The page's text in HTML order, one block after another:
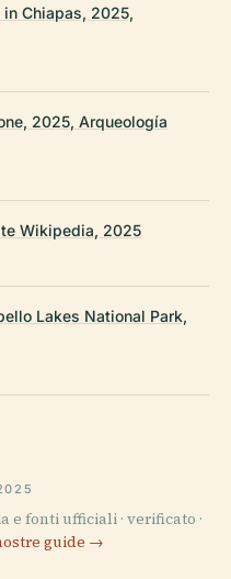
Chiapas, 2025,
2025, Arqueología
Wikipedia, 2025
Lakes National Park,
e fonti ufficiali · verificato ·
guide →